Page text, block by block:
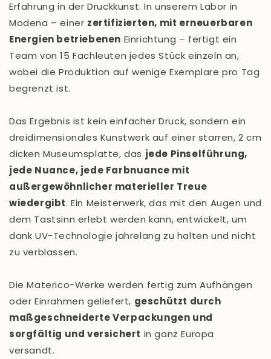
Erfahrung in der Druckkunst. In unserem Labor in
Modena – einer zertifizierten, mit erneuerbaren
Energien betriebenen Einrichtung – fertigt ein
Team von 15 Fachleuten jedes Stück einzeln an,
wobei die Produktion auf wenige Exemplare pro Tag
begrenzt ist.
Das Ergebnis ist kein einfacher Druck, sondern ein
dreidimensionales Kunstwerk auf einer starren, 2 cm
dicken Museumsplatte, das jede Pinselführung,
jede Nuance, jede Farbnuance mit
außergewöhnlicher materieller Treue
wiedergibt. Ein Meisterwerk, das mit den Augen und
dem Tastsinn erlebt werden kann, entwickelt, um
dank UV-Technologie jahrelang zu halten und nicht
zu verblassen.
Die Materico-Werke werden fertig zum Aufhängen
oder Einrahmen geliefert, geschützt durch
maßgeschneiderte Verpackungen und
sorgfältig und versichert in ganz Europa
versandt.